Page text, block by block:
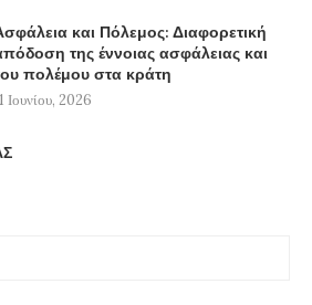
και Πόλεμος: Διαφορετική
της έννοιας ασφάλειας και
πολέμου στα κράτη
Ιουνίου, 2026